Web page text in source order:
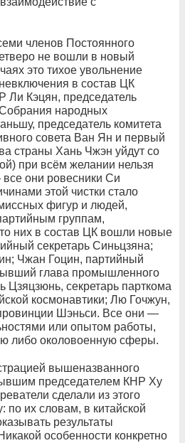
членов Постоянного
не вошли в новый
это тихое увольнение
в состав ЦК
Ли Кэцян, председатель
Собрания народных
председатель комитета
совета Ван Ян и первый
страны Хань Чжэн уйдут со
при всём желании нельзя
они ровесники Си
этой чистки стало
фигур и людей,
группам,
них в состав ЦК вошли новые
секретарь Синьцзяна;
Чжан Гоцин, партийный
глава промышленного
Цзяцзюнь, секретарь парткома
космонавтики; Лю Гочжун,
Шэньси. Все они —
или опытом работы,
либо околовоенную сферы.
вышеназванного
председателем КНР Ху
сделали из этого
по их словам, в китайской
результаты
особенности конкретно